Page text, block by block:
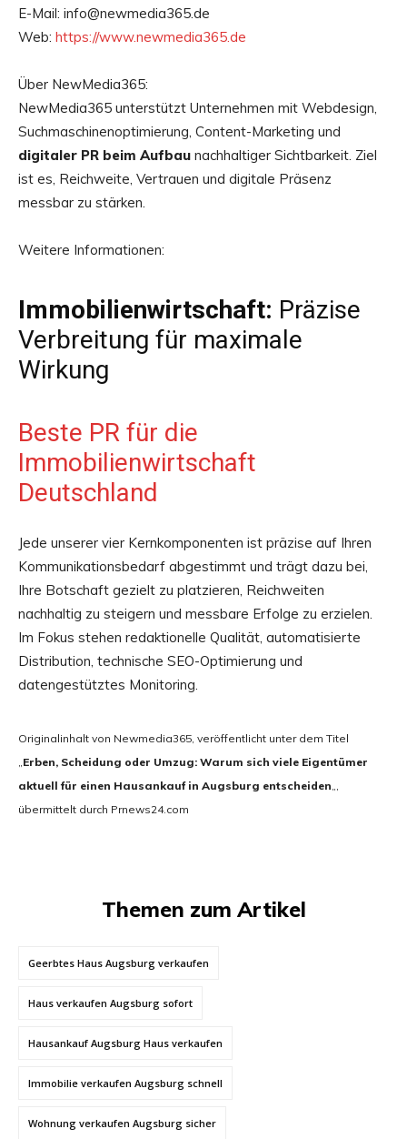
E-Mail: info@newmedia365.de
Web: https://www.newmedia365.de
Über NewMedia365:
NewMedia365 unterstützt Unternehmen mit Webdesign,
Suchmaschinenoptimierung, Content-Marketing und
digitaler PR beim Aufbau nachhaltiger Sichtbarkeit. Ziel
ist es, Reichweite, Vertrauen und digitale Präsenz
messbar zu stärken.
Weitere Informationen:
Immobilienwirtschaft: Präzise
Verbreitung für maximale
Wirkung
Beste PR für die
Immobilienwirtschaft
Deutschland
Jede unserer vier Kernkomponenten ist präzise auf Ihren
Kommunikationsbedarf abgestimmt und trägt dazu bei,
Ihre Botschaft gezielt zu platzieren, Reichweiten
nachhaltig zu steigern und messbare Erfolge zu erzielen.
Im Fokus stehen redaktionelle Qualität, automatisierte
Distribution, technische SEO-Optimierung und
datengestütztes Monitoring.
Originalinhalt von Newmedia365, veröffentlicht unter dem Titel
„Erben, Scheidung oder Umzug: Warum sich viele Eigentümer
aktuell für einen Hausankauf in Augsburg entscheiden„,
übermittelt durch Prnews24.com
Themen zum Artikel
Geerbtes Haus Augsburg verkaufen
Haus verkaufen Augsburg sofort
Hausankauf Augsburg Haus verkaufen
Immobilie verkaufen Augsburg schnell
Wohnung verkaufen Augsburg sicher